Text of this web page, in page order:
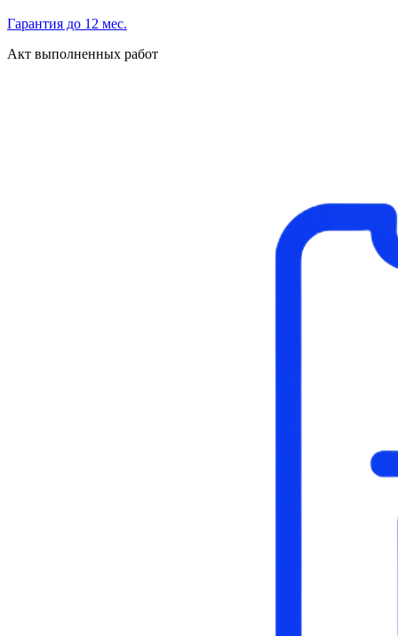
Гарантия до 12 мес.
Акт выполненных работ